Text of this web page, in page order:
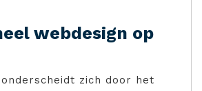
webdesign op
onderscheidt zich door het